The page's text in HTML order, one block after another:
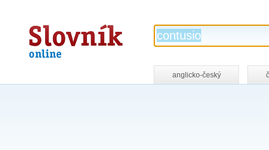
Slovník
online
anglicko-český